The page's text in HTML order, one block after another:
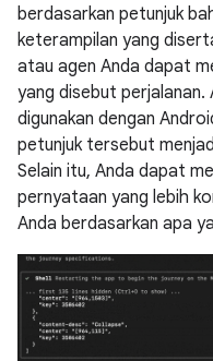
berdasarkan petunjuk
keterampilan yang
atau agen Anda dapat
yang disebut perjalanan.
digunakan dengan
petunjuk tersebut
Selain itu, Anda dapat
pernyataan yang lebih
Anda berdasarkan apa